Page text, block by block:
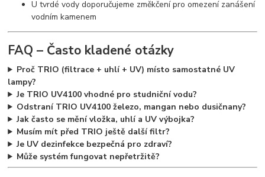
U tvrdé vody doporučujeme změkčení pro omezení zanášení
vodním kamenem
FAQ – Často kladené otázky
Proč TRIO (filtrace + uhlí + UV) místo samostatné UV
lampy?
Je TRIO UV4100 vhodné pro studniční vodu?
Odstraní TRIO UV4100 železo, mangan nebo dusičnany?
Jak často se mění vložka, uhlí a UV výbojka?
Musím mít před TRIO ještě další filtr?
Je UV dezinfekce bezpečná pro zdraví?
Může systém fungovat nepřetržitě?